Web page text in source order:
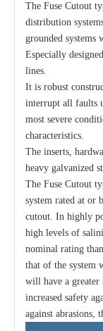
The Fuse Cutout
distribution
grounded systems
Especially
lines.
It is robust
interrupt all faults
most severe
characteristics.
The inserts,
heavy galvanized
The Fuse Cutout
system rated at or
cutout. In highly
high levels of
nominal rating than
that of the system
will have a greater
increased safety
against abrasions,